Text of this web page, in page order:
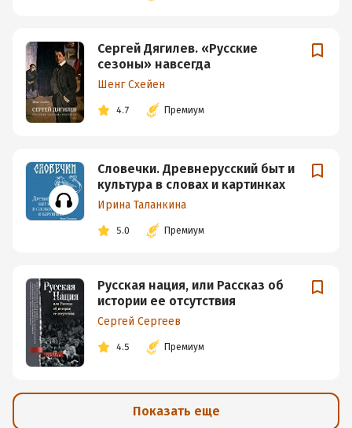
Сергей Дягилев. «Русские
сезоны» навсегда
Шенг Схейен
4.7 Премиум
Словечки. Древнерусский быт и
культура в словах и картинках
Ирина Таланкина
5.0 Премиум
Русская нация, или Рассказ об
истории ее отсутствия
Сергей Сергеев
4.5 Премиум
Показать еще